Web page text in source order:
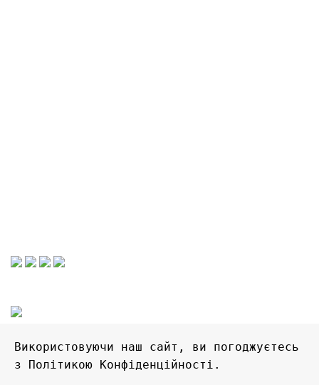
Використовуючи наш сайт, ви погоджуєтесь
з Політикою Конфіденційності.